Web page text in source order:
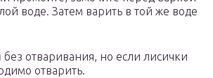
воде. Затем варить в той же воде
без отваривания, но если лисички
отварить.